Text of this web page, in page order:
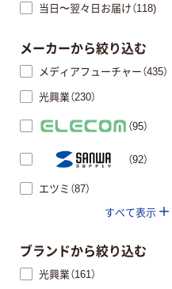
当日〜翌々日お届け（118)
メーカーから絞り込む
メディアフューチャー（435）
光興業（230）
（95）
（92）
エツミ（87）
すべて表示
ブランドから絞り込む
光興業（161）